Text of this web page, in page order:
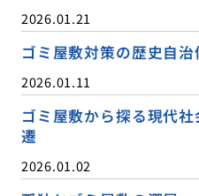
2026.01.21
ゴミ屋敷対策の歴史自
2026.01.11
ゴミ屋敷から探る現代
遷
2026.01.02